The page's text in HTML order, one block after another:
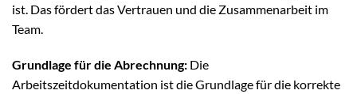
ist. Das fördert das Vertrauen und die Zusammenarbeit im
Team.
Grundlage für die Abrechnung: Die
Arbeitszeitdokumentation ist die Grundlage für die korrekte